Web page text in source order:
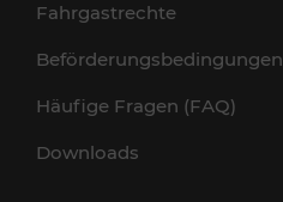
Fahrgastrechte
Beförderungsbedingungen
Häufige Fragen (FAQ)
Downloads